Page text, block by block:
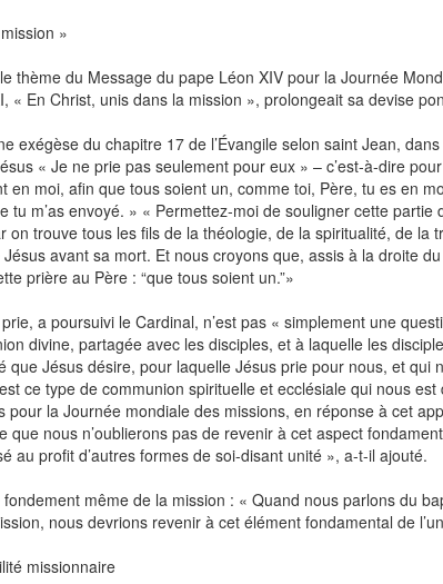
»
thème du Message du pape Léon XIV pour la Journée
« En Christ, unis dans la mission », prolongeait sa devise
exégèse du chapitre 17 de l’Évangile selon saint Jean,
« Je ne prie pas seulement pour eux » – c’est‑à‑dire
en moi, afin que tous soient un, comme toi, Père, tu es en
tu m’as envoyé. » « Permettez‑moi de souligner cette
on trouve tous les fils de la théologie, de la spiritualité, de la
avant sa mort. Et nous croyons que, assis à la droite
prière au Père : “que tous soient un.”»
a poursuivi le Cardinal, n’est pas « simplement une
divine, partagée avec les disciples, et à laquelle les
que Jésus désire, pour laquelle Jésus prie pour nous, et
ce type de communion spirituelle et ecclésiale qui nous
pour la Journée mondiale des missions, en réponse à cet
que nous n’oublierons pas de revenir à cet aspect
au profit d’autres formes de soi-disant unité », a-t-il ajouté.
fondement même de la mission : « Quand nous parlons du
nous devrions revenir à cet élément fondamental de
missionnaire